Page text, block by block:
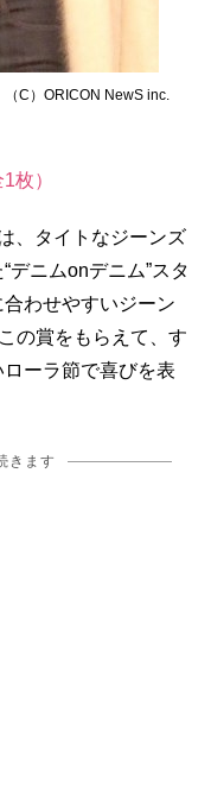
C）ORICON NewS inc.
枚）
、タイトなジーンズ
デニムonデニム”スタ
わせやすいジーン
の賞をもらえて、す
ーラ節で喜びを表
きます